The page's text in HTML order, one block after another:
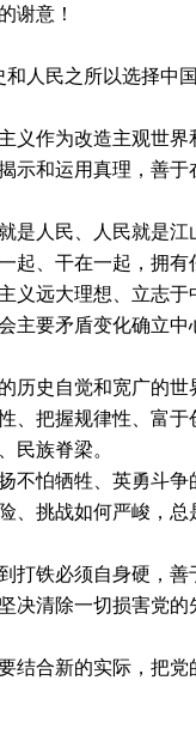
谢意！
民之所以选择中
为改造主观世界
示和运用真理，善
民、人民就是江
、干在一起，拥有
大理想、立志于
要矛盾变化确立中
自觉和宽广的世
、把握规律性、富
民族脊梁。
牺牲、英勇斗争
挑战如何严峻，总
必须自身硬，善
清除一切损害党
合新的实际，把党